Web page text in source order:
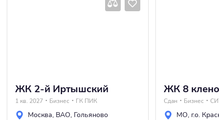
ЖК 2-й Иртышский
1 кв. 2027 Бизнес ГК ПИК
Москва, ВАО, Гольяново
ЖК 8
Сдан Бизнес
МО, г.о.